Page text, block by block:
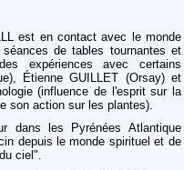
est en contact avec le monde
de tables tournantes et
expériences avec certains
Étienne GUILLET (Orsay) et
(influence de l'esprit sur la
son action sur les plantes).
dans les Pyrénées Atlantique
depuis le monde spirituel et de
ciel".